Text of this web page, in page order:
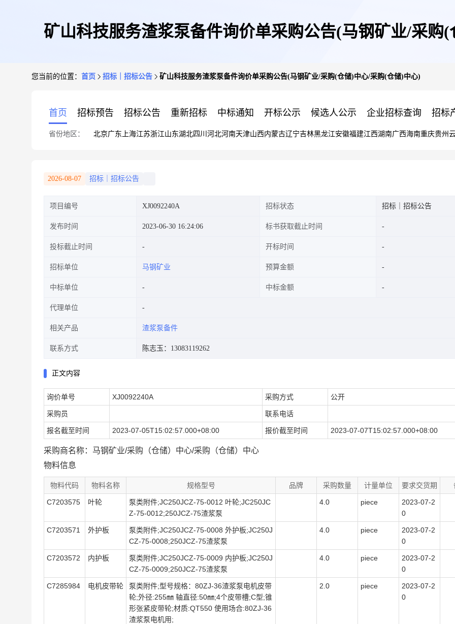
矿山科技服务渣浆泵备件询价单采购公告(马钢矿业/采购
您当前的位置： 首页 招标｜招标公告 矿山科技服务渣浆泵备件询价单采购公告(马钢矿业/采购(仓储)中心/采购(仓储)中心)
首页 招标预告 招标公告 重新招标 中标通知 开标公示 候选人公示 企业招标查询 招标
省份地区： 北京广东 上海江苏浙江山东湖北四川 河北河南天津山西内蒙古辽宁吉林黑龙江安徽福建江西湖南广西海南重庆贵州
2026-08-07 招标｜招标公告
项目编号 XJ0092240A 招标状态 招标｜招标公告
发布时间 2023-06-30 16:24:06 标书获取截止时间
投标截止时间 开标时间
招标单位 马钢矿业 预算金额
中标单位 中标金额
代理单位
相关产品 渣浆泵备件
联系方式 陈志玉：13083119262
正文内容
询价单号 XJ0092240A 采购方式 公开
采购员 联系电话
报名截至时间 2023-07-05T15:02:57.000+08:00 报价截至时间 2023-07-07T15:02:57.000+08:00
采购商名称：马钢矿业/采购（仓储）中心/采购（仓储）中心
物料信息
物料代码 物料名称 规格型号 品牌 采购数量 计量单位 要求交货期
C7203575 叶轮
泵类附件;JC250JCZ-75-0012 叶轮;JC250JC
Z-75-0012;250JCZ-75渣浆泵
4.0 piece
2023-07-2
0
C7203571 外护板
泵类附件;JC250JCZ-75-0008 外护板;JC250J
CZ-75-0008;250JCZ-75渣浆泵
4.0 piece
2023-07-2
0
C7203572 内护板
泵类附件;JC250JCZ-75-0009 内护板;JC250J
CZ-75-0009;250JCZ-75渣浆泵
4.0 piece
2023-07-2
0
C7285984 电机皮带轮
泵类附件;型号规格：80ZJ-36渣浆泵电机皮带
轮;外径:255㎜ 轴直径:50㎜;4个皮带槽;C型;锥
形张紧皮带轮;材质:QT550 使用场合:80ZJ-36
渣浆泵电机用;
2.0 piece
2023-07-2
0